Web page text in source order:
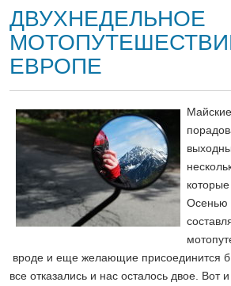
ДВУХНЕДЕЛЬНОЕ
ЕВРОПЕ
Осенью
вроде и еще желающие присоединится
все отказались и нас осталось двое. Вот